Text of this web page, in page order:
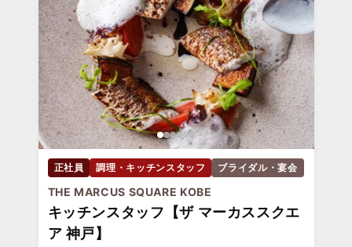
正社員 調理・キッチンスタッフ ブライダル・宴会
THE MARCUS SQUARE KOBE
キッチンスタッフ【ザ マーカススクエ
ア 神戸】